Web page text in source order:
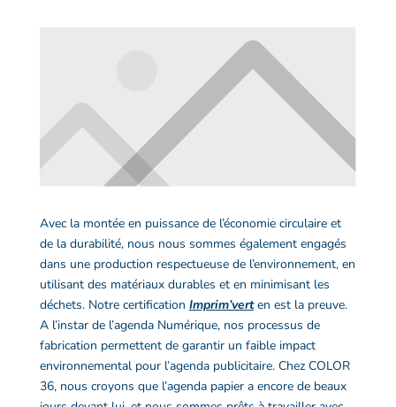
Avec la montée en puissance de l’économie circulaire et
de la durabilité, nous nous sommes également engagés
dans une production respectueuse de l’environnement, en
utilisant des matériaux durables et en minimisant les
déchets. Notre certification Imprim’verten est la preuve.
A l’instar de l’agendaNumérique, nos processus de
fabrication permettent de garantir un faible impact
environnemental pour l’agenda publicitaire. Chez COLOR
36, nous croyons que l’agenda papiera encore de beaux